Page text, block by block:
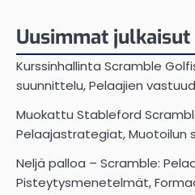
Uusimmat julkaisut
Kurssinhallinta Scramble
suunnittelu, Pelaajien
Muokattu Stableford
Pelaajastrategiat, Muotoilun
Neljä palloa – Scramble:
Pisteytysmenetelmät,